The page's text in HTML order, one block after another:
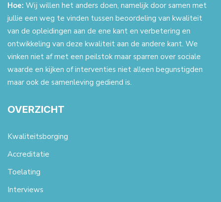
Hoe: Wij willen het anders doen, namelijk door samen met
jullie een weg te vinden tussen beoordeling van kwaliteit
van de opleidingen aan de ene kant en verbetering en
ontwikkeling van deze kwaliteit aan de andere kant. We
vinken niet af met een peilstok maar sparren over sociale
waarde en kijken of interventies niet alleen begunstigden
maar ook de samenleving gediend is.
OVERZICHT
Kwaliteitsborging
Accreditatie
Toelating
Interviews